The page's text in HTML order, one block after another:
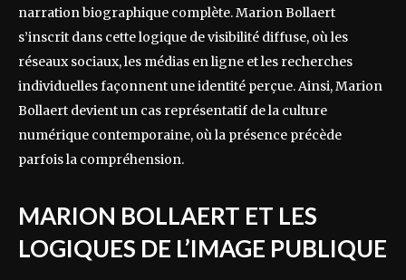
narration biographique complète. Marion Bollaert
s’inscrit dans cette logique de visibilité diffuse, où les
réseaux sociaux, les médias en ligne et les recherches
individuelles façonnent une identité perçue. Ainsi, Marion
Bollaert devient un cas représentatif de la culture
numérique contemporaine, où la présence précède
parfois la compréhension.
MARION BOLLAERT ET LES
LOGIQUES DE L’IMAGE PUBLIQUE